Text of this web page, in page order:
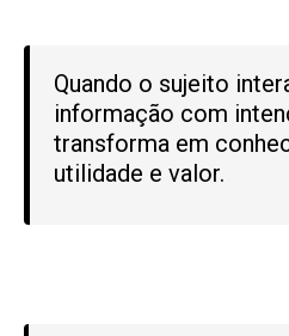
Quando o sujeito
informação com
transforma em
utilidade e valor.